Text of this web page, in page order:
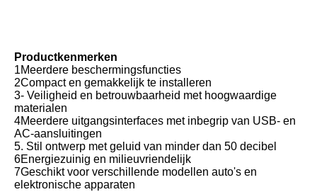
Productkenmerken
1Meerdere beschermingsfuncties
2Compact en gemakkelijk te installeren
3- Veiligheid en betrouwbaarheid met hoogwaardige
materialen
4Meerdere uitgangsinterfaces met inbegrip van USB- en
AC-aansluitingen
5. Stil ontwerp met geluid van minder dan 50 decibel
6Energiezuinig en milieuvriendelijk
7Geschikt voor verschillende modellen auto's en
elektronische apparaten